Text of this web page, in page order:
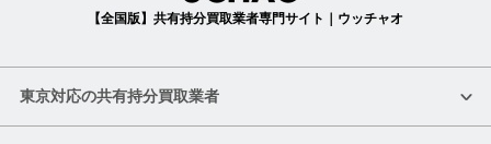
【全国版】共有持分買取業者専門サイト｜ウッチャオ
東京対応の共有持分買取業者